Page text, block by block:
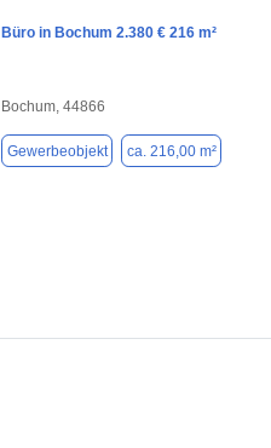
Büro in Bochum 2.380 € 216 m²
Bochum, 44866
Gewerbeobjekt ca. 216,00 m²